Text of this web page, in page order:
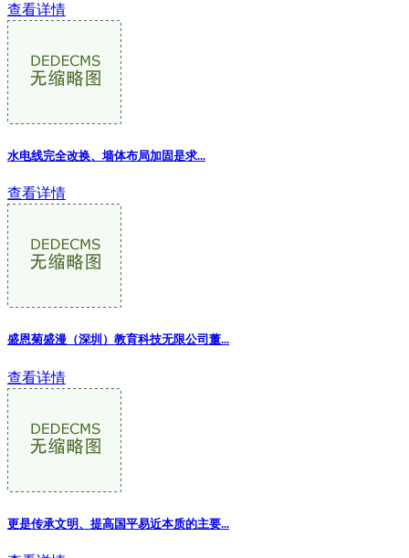
查看详情
水电线完全改换、墙体布局加固是求...
查看详情
盛恩菊盛漫（深圳）教育科技无限公司董...
查看详情
更是传承文明、提高国平易近本质的主要...